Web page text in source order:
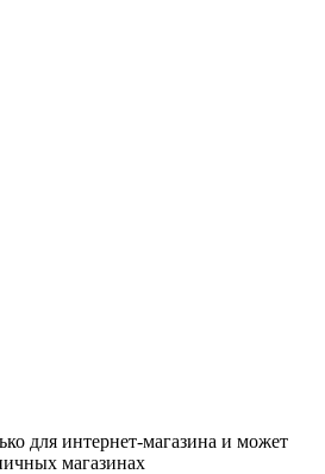
для интернет-магазина и может
магазинах